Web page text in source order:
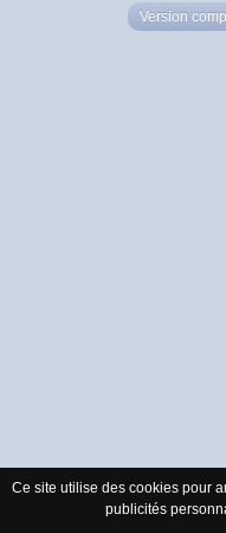
Version
Ce site utilise des cookies pour
publicités